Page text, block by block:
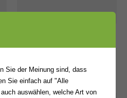
Sie der Meinung sind, dass
Sie einfach auf "Alle
auswählen, welche Art von